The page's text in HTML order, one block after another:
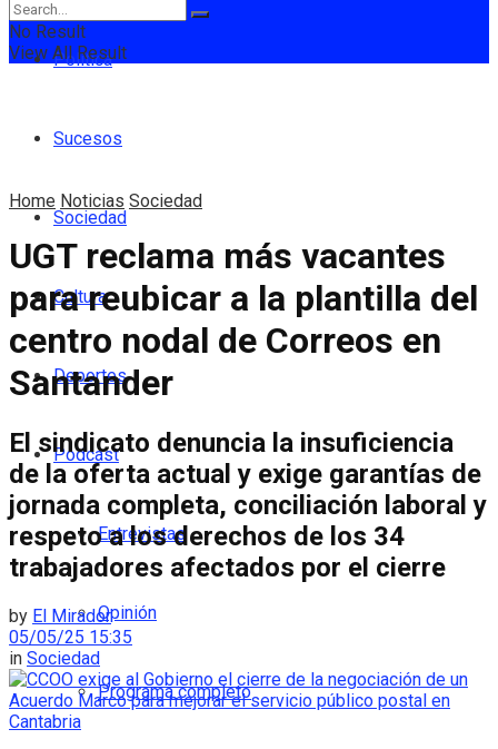
Política
Sucesos
Sociedad
Cultura
Deportes
Podcast
Entrevistas
Opinión
Programa completo
No Result
View All Result
Home Noticias Sociedad
UGT reclama más vacantes
para reubicar a la plantilla del
centro nodal de Correos en
Santander
El sindicato denuncia la insuficiencia
de la oferta actual y exige garantías de
jornada completa, conciliación laboral y
respeto a los derechos de los 34
trabajadores afectados por el cierre
by El Mirador
05/05/25 15:35
in Sociedad